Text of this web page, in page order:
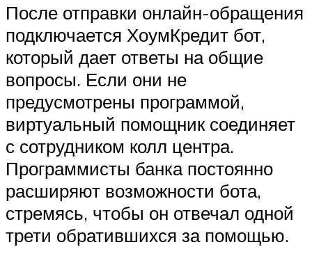
После отправки онлайн-обращения
подключается ХоумКредит бот,
который дает ответы на общие
вопросы. Если они не
предусмотрены программой,
виртуальный помощник соединяет
с сотрудником колл центра.
Программисты банка постоянно
расширяют возможности бота,
стремясь, чтобы он отвечал одной
трети обратившихся за помощью.